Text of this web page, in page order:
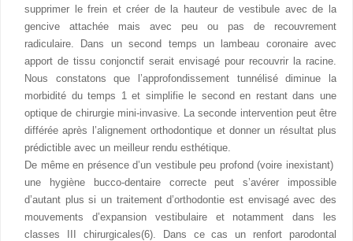
supprimer le frein et créer de la hauteur de vestibule avec de la
gencive attachée mais avec peu ou pas de recouvrement
radiculaire. Dans un second temps un lambeau coronaire avec
apport de tissu conjonctif serait envisagé pour recouvrir la racine.
Nous constatons que l’approfondissement tunnélisé diminue la
morbidité du temps 1 et simplifie le second en restant dans une
optique de chirurgie mini-invasive. La seconde intervention peut être
différée après l’alignement orthodontique et donner un résultat plus
prédictible avec un meilleur rendu esthétique.
De même en présence d’un vestibule peu profond (voire inexistant)
une hygiène bucco-dentaire correcte peut s’avérer impossible
d’autant plus si un traitement d’orthodontie est envisagé avec des
mouvements d’expansion vestibulaire et notamment dans les
classes III chirurgicales(6). Dans ce cas un renfort parodontal